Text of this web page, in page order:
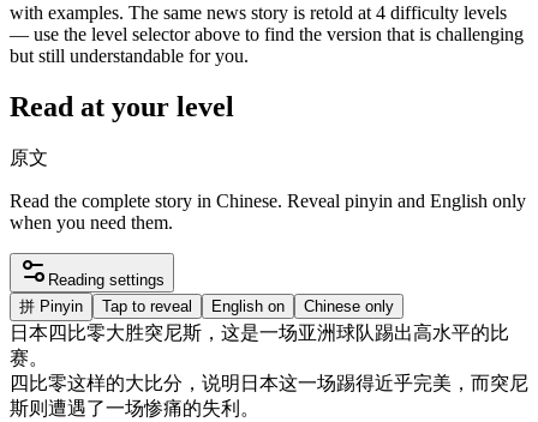
with examples. The same news story is retold at 4 difficulty levels
— use the level selector above to find the version that is challenging
but still understandable for you.
Read at your level
原文
Read the complete story in Chinese. Reveal pinyin and English only
when you need them.
Reading settings
拼 Pinyin Tap to reveal English on Chinese only
日本四 比零大胜突尼斯 ， 这是一场亚洲球队踢出高水平的比
赛。
四 比零这样的大比分 ， 说明 日本这一场踢得近乎完美 ， 而突尼
斯则 遭遇了一场惨痛的失利 。